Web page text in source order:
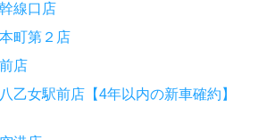
線口店
町第２店
店
乙女駅前店【4年以内の新車確約】